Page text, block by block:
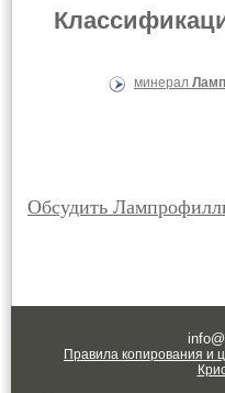
минерал
Обсудить
Правила копирования и